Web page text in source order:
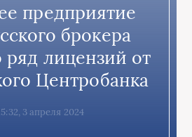
предприятие
брокера
ряд лицензий от
Центробанка
3 апреля 2024